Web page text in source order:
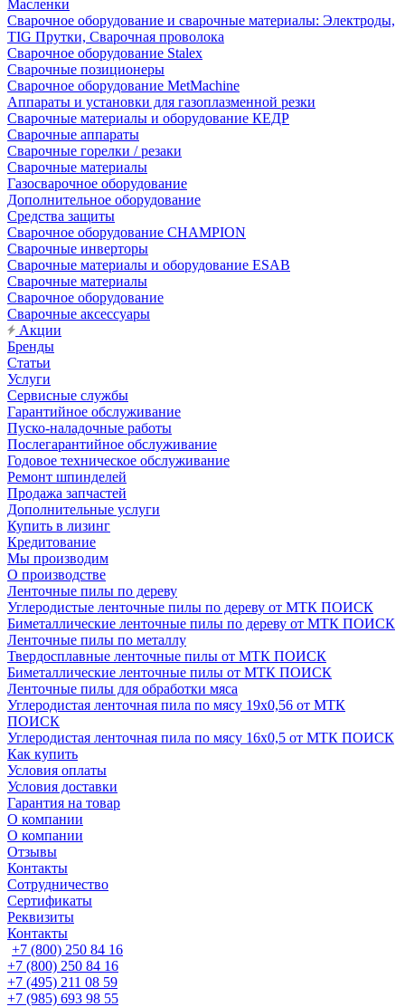
Масленки
Сварочное оборудование и сварочные материалы: Электроды,
TIG Прутки, Сварочная проволока
Сварочное оборудование Stalex
Сварочные позиционеры
Сварочное оборудование MetMachine
Аппараты и установки для газоплазменной резки
Сварочные материалы и оборудование КЕДР
Сварочные аппараты
Сварочные горелки / резаки
Сварочные материалы
Газосварочное оборудование
Дополнительное оборудование
Средства защиты
Сварочное оборудование CHAMPION
Сварочные инверторы
Сварочные материалы и оборудование ESAB
Сварочные материалы
Сварочное оборудование
Сварочные аксессуары
Акции
Бренды
Статьи
Услуги
Сервисные службы
Гарантийное обслуживание
Пуско-наладочные работы
Послегарантийное обслуживание
Годовое техническое обслуживание
Ремонт шпинделей
Продажа запчастей
Дополнительные услуги
Купить в лизинг
Кредитование
Мы производим
О производстве
Ленточные пилы по дереву
Углеродистые ленточные пилы по дереву от МТК ПОИСК
Биметаллические ленточные пилы по дереву от МТК ПОИСК
Ленточные пилы по металлу
Твердосплавные ленточные пилы от МТК ПОИСК
Биметаллические ленточные пилы от МТК ПОИСК
Ленточные пилы для обработки мяса
Углеродистая ленточная пила по мясу 19х0,56 от МТК
ПОИСК
Углеродистая ленточная пила по мясу 16х0,5 от МТК ПОИСК
Как купить
Условия оплаты
Условия доставки
Гарантия на товар
О компании
О компании
Отзывы
Контакты
Сотрудничество
Сертификаты
Реквизиты
Контакты
+7 (800) 250 84 16
+7 (800) 250 84 16
+7 (495) 211 08 59
+7 (985) 693 98 55